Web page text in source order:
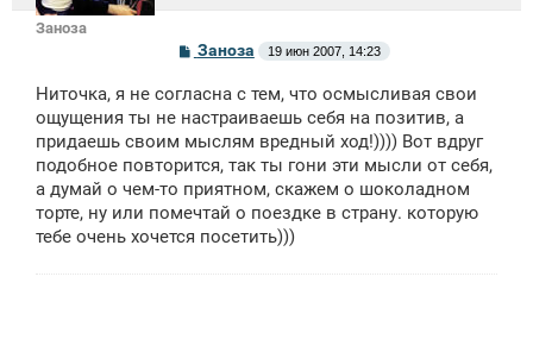
Заноза
С
б
щ
н
и
Заноза 19 июн 2007, 14:23
Ниточка, я не согласна с тем, что осмысливая свои
ощущения ты не настраиваешь себя на позитив, а
придаешь своим мыслям вредный ход!)))) Вот вдруг
подобное повторится, так ты гони эти мысли от себя,
а думай о чем-то приятном, скажем о шоколадном
торте, ну или помечтай о поездке в страну. которую
тебе очень хочется посетить)))